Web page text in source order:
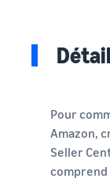
Pour
Amazon,
Seller
comprend